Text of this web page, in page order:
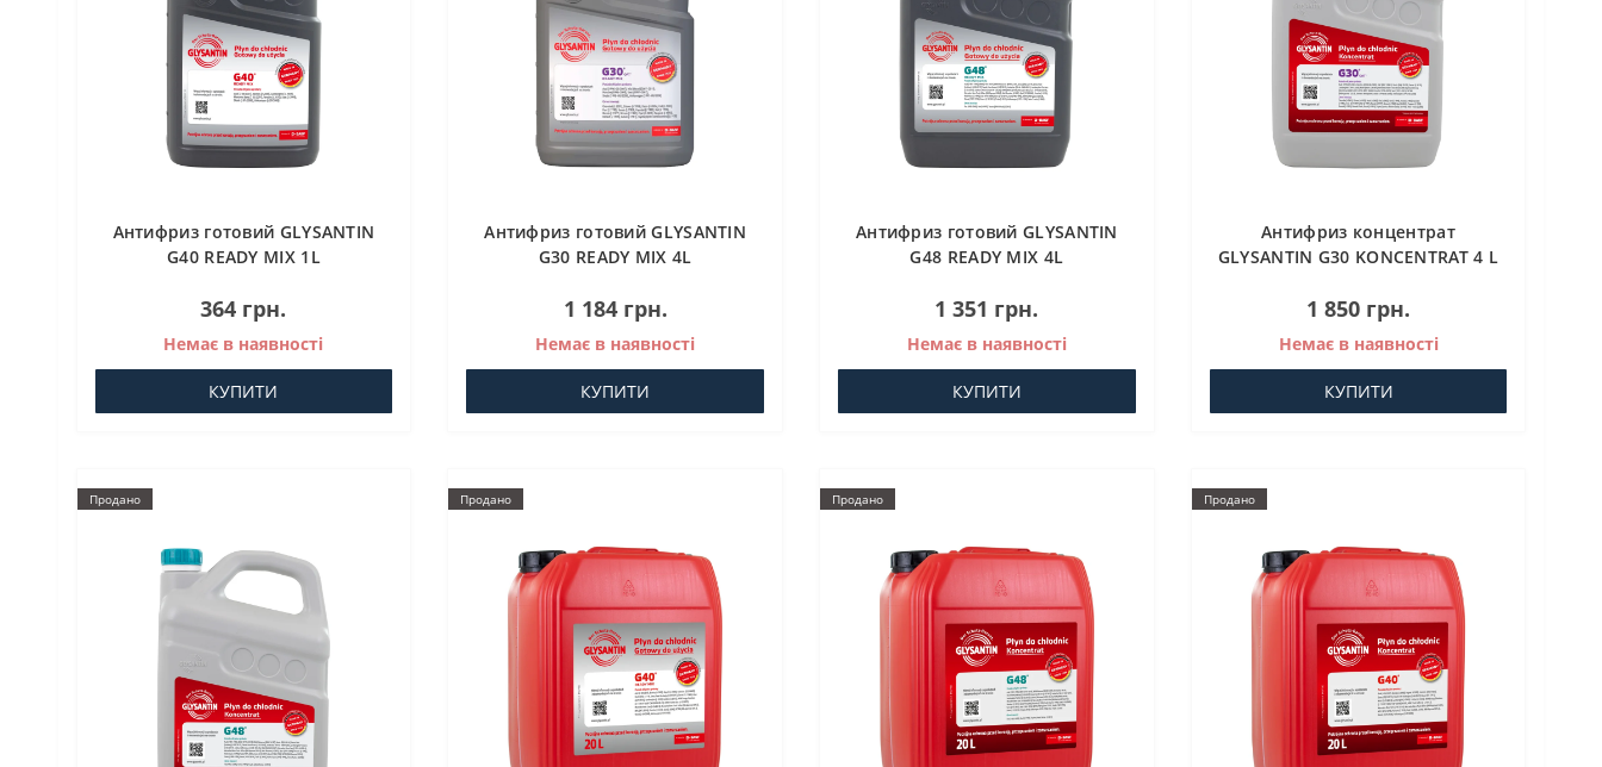
Антифриз готовий GLYSANTIN
G40 READY MIX 1L
364 грн.
Немає в наявності
КУПИТИ
Антифриз готовий GLYSANTIN
G30 READY MIX 4L
1 184 грн.
Немає в наявності
КУПИТИ
Антифриз готовий GLYSANTIN
G48 READY MIX 4L
1 351 грн.
Немає в наявності
КУПИТИ
Антифриз концентрат
GLYSANTIN G30 KONCENTRAT 4 L
1 850 грн.
Немає в наявності
КУПИТИ
Продано Продано Продано Продано